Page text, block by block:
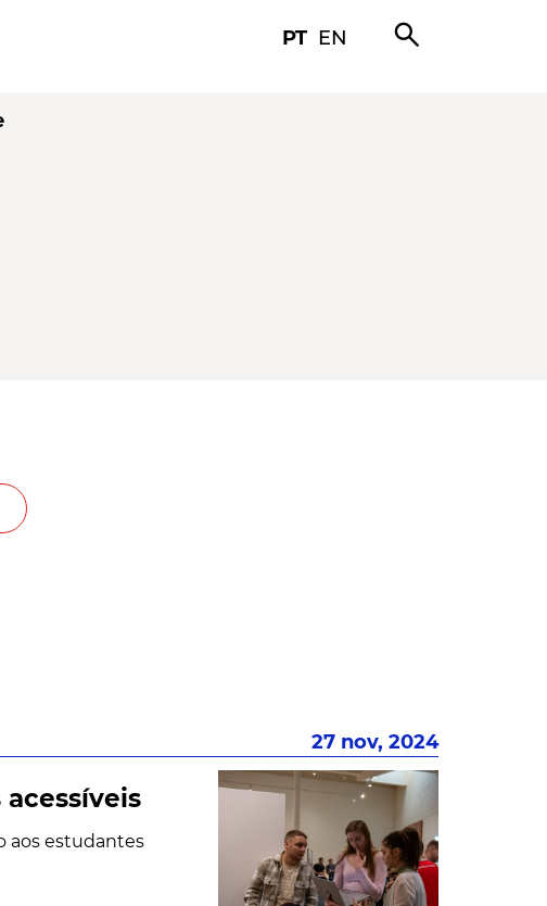
PT EN search
27 nov, 2024
aos estudantes